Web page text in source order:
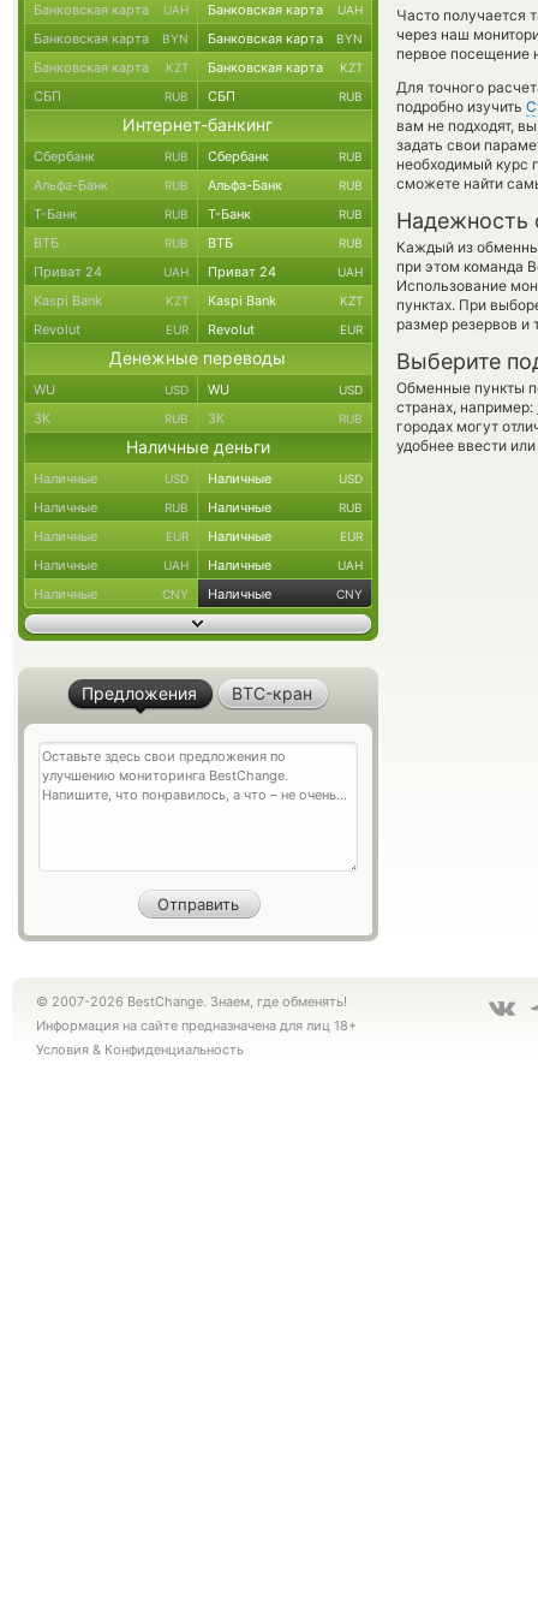
Часто получается
через наш
первое посещение
Для точного
подробно изучить
вам не подходят,
задать свои
необходимый курс
сможете найти
Надежность
Каждый из
при этом команда
Использование
пунктах. При
размер резервов и
Выберите
Обменные пункты
странах, например:
городах могут
удобнее ввести
Банковская карта UAH Банковская карта UAH
Банковская карта BYN Банковская карта BYN
Банковская карта KZT Банковская карта KZT
СБП RUB СБП RUB
Интернет-банкинг
Сбербанк RUB Сбербанк RUB
Альфа-Банк RUB Альфа-Банк RUB
Т-Банк RUB Т-Банк RUB
ВТБ RUB ВТБ RUB
Приват 24 UAH Приват 24 UAH
Kaspi Bank KZT Kaspi Bank KZT
Revolut EUR Revolut EUR
Денежные переводы
WU USD WU USD
ЗК RUB ЗК RUB
Наличные деньги
Наличные USD Наличные USD
Наличные RUB Наличные RUB
Наличные EUR Наличные EUR
Наличные UAH Наличные UAH
Наличные CNY Наличные CNY
Предложения BTC-кран
© 2007-2026 BestChange. Знаем, где обменять!
Информация на сайте предназначена для лиц 18+
Условия & Конфиденциальность